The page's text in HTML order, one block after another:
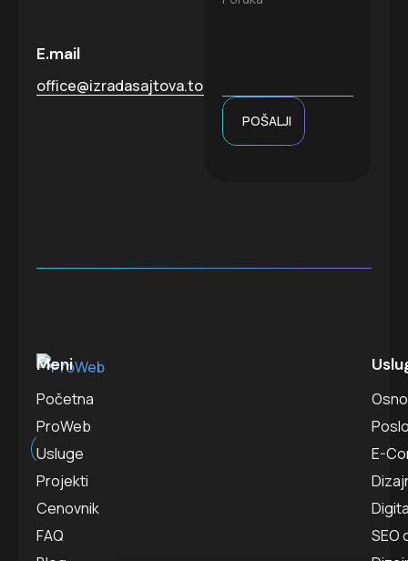
E.mail
office@izradasajtova.top
POŠALJI
od
Meni
Početna
ProWeb
Usluge
Projekti
Cenovnik
FAQ
E-
SEO